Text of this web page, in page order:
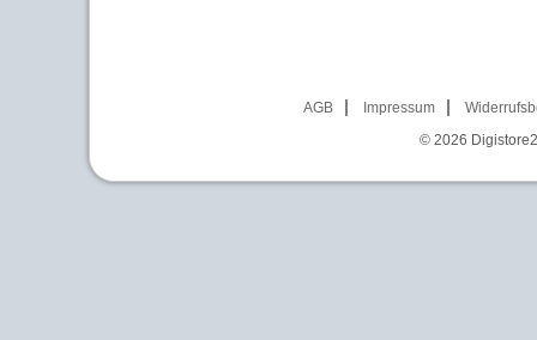
AGB Impressum
© 2026